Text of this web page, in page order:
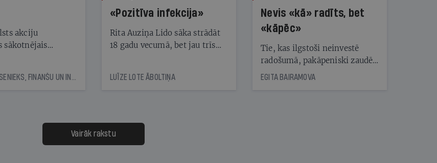
akciju
sākotnējais
«Pozitīva infekcija»
Rita Auziņa Lido sāka strādāt
18 gadu vecumā, bet jau trīs
ir uzņēmuma valdes
LUĪZE LOTE ĀBOLTIŅA
Nevis «kā» radīts, bet
«kāpēc»
Tie, kas ilgstoši neinvestē
radošumā, pakāpeniski zaudē
spēju radīt augstu pievienoto
EGITA BAIRAMOVA
Vairāk rakstu